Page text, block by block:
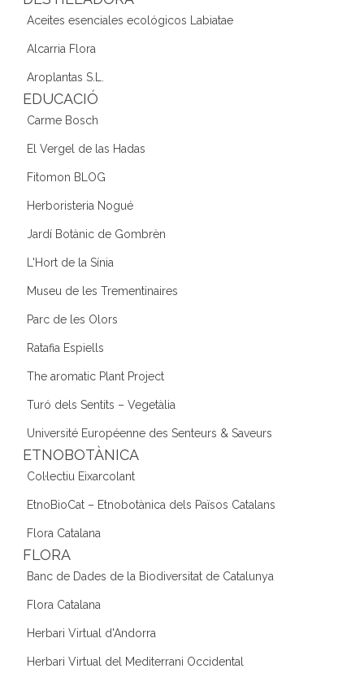
Aceites esenciales ecológicos Labiatae
Alcarria Flora
Aroplantas S.L.
EDUCACIÓ
Carme Bosch
El Vergel de las Hadas
Fitomon BLOG
Herboristeria Nogué
Jardí Botànic de Gombrèn
L'Hort de la Sínia
Museu de les Trementinaires
Parc de les Olors
Ratafia Espiells
The aromatic Plant Project
Turó dels Sentits – Vegetàlia
Université Européenne des Senteurs & Saveurs
ETNOBOTÀNICA
Col·lectiu Eixarcolant
EtnoBioCat – Etnobotànica dels Països Catalans
Flora Catalana
FLORA
Banc de Dades de la Biodiversitat de Catalunya
Flora Catalana
Herbari Virtual d'Andorra
Herbari Virtual del Mediterrani Occidental